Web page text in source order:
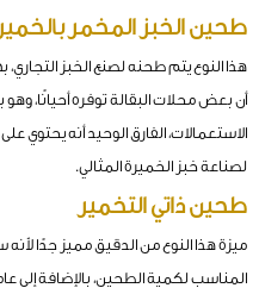
طحين الخبز المخمر
هذا النوع يتم طحنه لصنع الخبز التجاري،
أن بعض محلات البقالة توفره أحيانًا،
الاستعمالات، الفارق الوحيد أنه يحتوي
لصناعة خبز الخميرة المثالي.
طحين ذاتي التخمير
ميزة هذا النوع من الدقيق مميز جدًا
المناسب لكمية الطحين، بالإضافة إلى